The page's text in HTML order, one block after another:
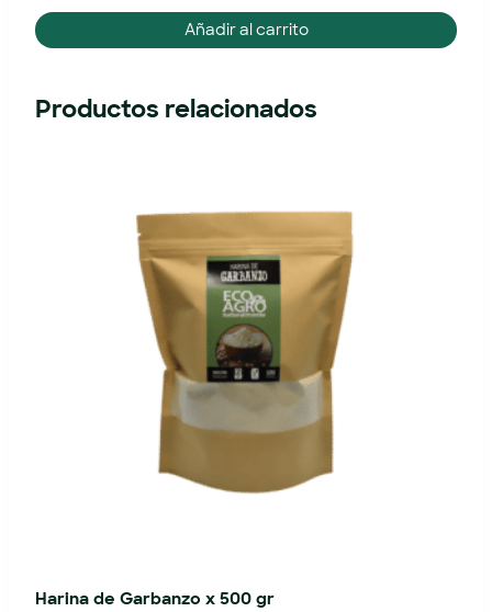
Añadir al carrito
Productos relacionados
Harina de Garbanzo x 500 gr